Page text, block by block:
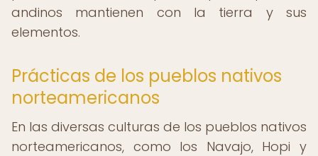
andinos mantienen con la tierra y sus
elementos.
Prácticas de los pueblos nativos
norteamericanos
En las diversas culturas de los pueblos nativos
norteamericanos, como los Navajo, Hopi y